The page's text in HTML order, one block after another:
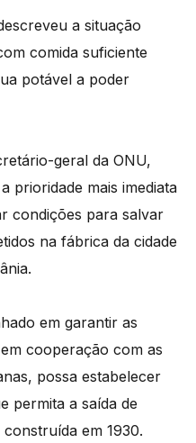
a situação
comida suficiente
potável a poder
geral da ONU,
prioridade mais imediata
condições para salvar
na fábrica da cidade
em garantir as
cooperação com as
possa estabelecer
permita a saída de
em 1930.